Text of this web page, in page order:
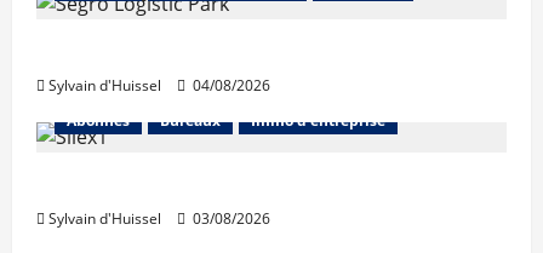
Sylvain d'Huissel
04/08/2026
Abonnés
Bureaux Immo d'entreprise
Sylvain d'Huissel 03/08/2026